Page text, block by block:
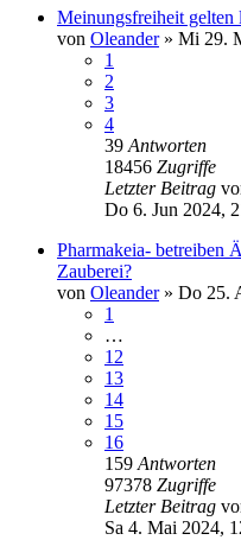
Meinungsfreiheit gelten
von Oleander» Mi 29.
1
2
3
4
39 Antworten
18456 Zugriffe
Letzter Beitrag
Do 6. Jun 2024,
Pharmakeia- betreiben
Zauberei?
von Oleander» Do 25.
1
…
12
13
14
15
16
159 Antworten
97378 Zugriffe
Letzter Beitrag
Sa 4. Mai 2024,